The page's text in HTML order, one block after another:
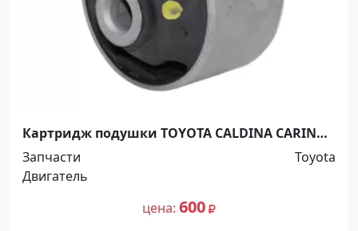
Картридж подушки TOYOTA CALDINA CARINA
CORONA GAIA IPSUM NADIA 4WD 1995-2002
Краснодар
Запчасти
Toyota
Двигатель
цена 600